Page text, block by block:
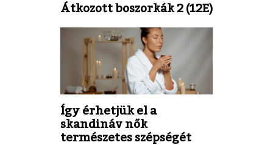
Átkozott boszorkák 2 (12E)
Így érhetjük el a
skandináv nők
természetes szépségét